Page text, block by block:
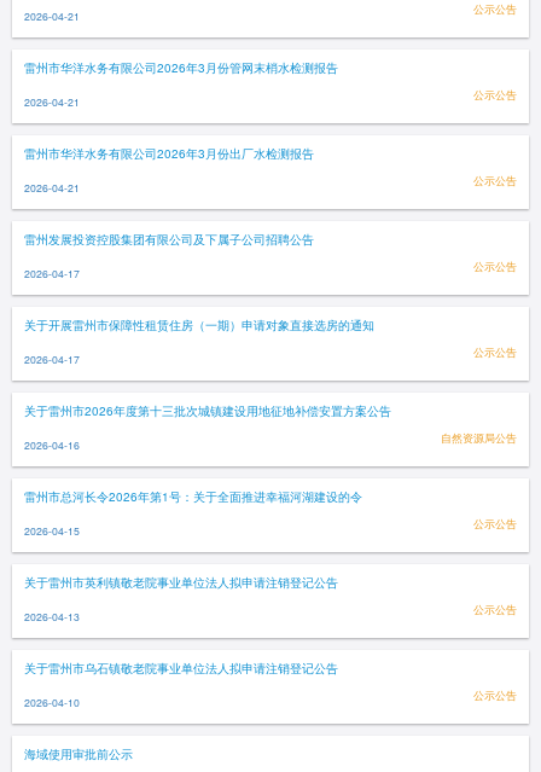
2026-04-21 公示公告
雷州市华洋水务有限公司2026年3月份管网末梢水检测报告
2026-04-21 公示公告
雷州市华洋水务有限公司2026年3月份出厂水检测报告
2026-04-21 公示公告
雷州发展投资控股集团有限公司及下属子公司招聘公告
2026-04-17 公示公告
关于开展雷州市保障性租赁住房（一期）申请对象直接选房的通知
2026-04-17 公示公告
关于雷州市2026年度第十三批次城镇建设用地征地补偿安置方案公告
2026-04-16 自然资源局公告
雷州市总河长令2026年第1号：关于全面推进幸福河湖建设的令
2026-04-15 公示公告
关于雷州市英利镇敬老院事业单位法人拟申请注销登记公告
2026-04-13 公示公告
关于雷州市乌石镇敬老院事业单位法人拟申请注销登记公告
2026-04-10 公示公告
海域使用审批前公示